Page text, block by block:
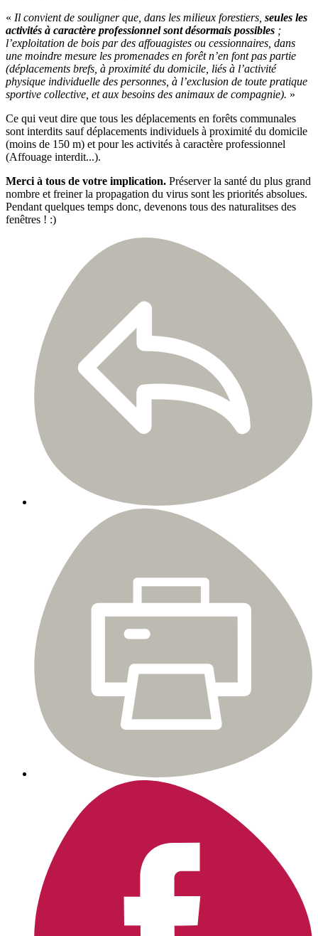
« Il convient de souligner que, dans les milieux forestiers, seules les
activités à caractère professionnel sont désormais possibles ;
l’exploitation de bois par des affouagistes ou cessionnaires, dans
une moindre mesure les promenades en forêt n’en font pas partie
(déplacements brefs, à proximité du domicile, liés à l’activité
physique individuelle des personnes, à l’exclusion de toute pratique
sportive collective, et aux besoins des animaux de compagnie). »
Ce qui veut dire que tous les déplacements en forêts communales
sont interdits sauf déplacements individuels à proximité du domicile
(moins de 150 m) et pour les activités à caractère professionnel
(Affouage interdit...).
Merci à tous de votre implication. Préserver la santé du plus grand
nombre et freiner la propagation du virus sont les priorités absolues.
Pendant quelques temps donc, devenons tous des naturalitses des
fenêtres ! :)